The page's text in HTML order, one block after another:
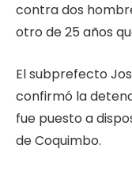
contra dos
otro de 25 años
El subprefecto
confirmó la
fue puesto a
de Coquimbo.